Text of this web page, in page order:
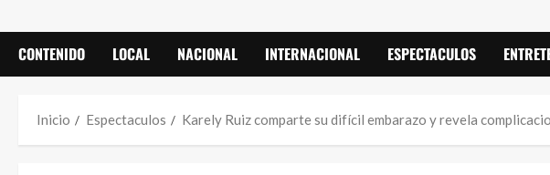
CONTENIDO LOCAL NACIONAL INTERNACIONAL ESPECTACULOS
Inicio Espectaculos Karely Ruiz comparte su difícil embarazo y revela